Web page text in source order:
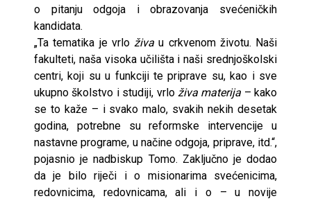
o pitanju odgoja i obrazovanja svećeničkih
kandidata.
„Ta tematika je vrlo živa u crkvenom životu. Naši
fakulteti, naša visoka učilišta i naši srednjoškolski
centri, koji su u funkciji te priprave su, kao i sve
ukupno školstvo i studiji, vrlo živa materija – kako
se to kaže – i svako malo, svakih nekih desetak
godina, potrebne su reformske intervencije u
nastavne programe, u načine odgoja, priprave, itd.“,
pojasnio je nadbiskup Tomo. Zaključno je dodao
da je bilo riječi i o misionarima svećenicima,
redovnicima, redovnicama, ali i o – u novije